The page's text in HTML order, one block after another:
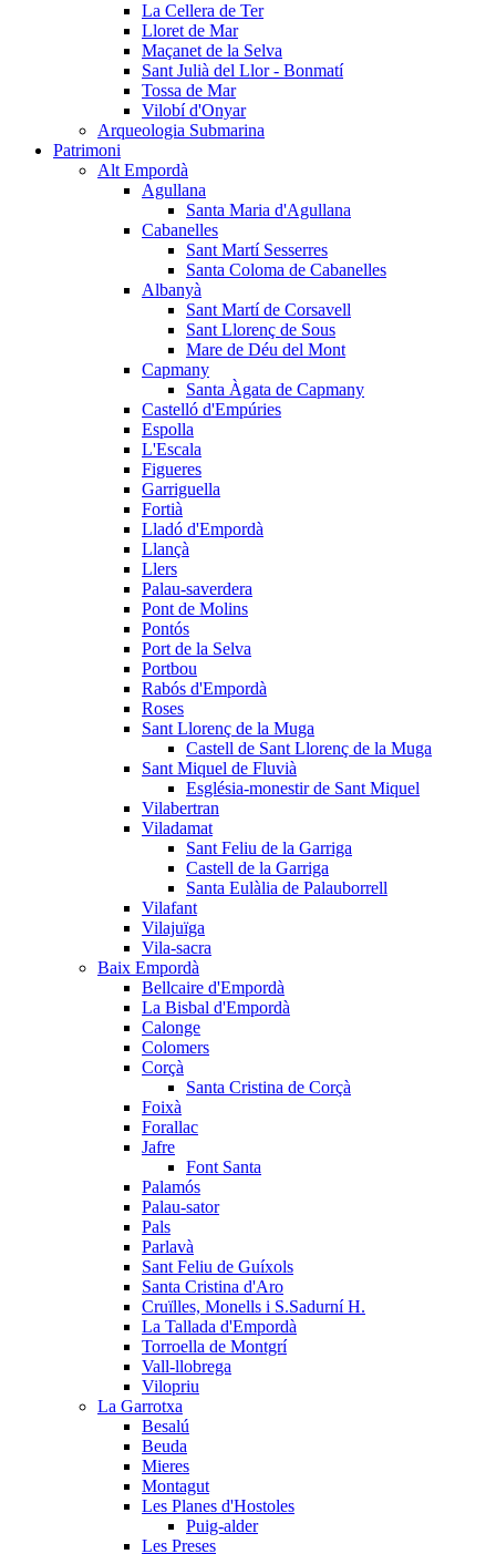
La Cellera de Ter
Lloret de Mar
Maçanet de la Selva
Sant Julià del Llor - Bonmatí
Tossa de Mar
Vilobí d'Onyar
Arqueologia Submarina
Patrimoni
Alt Empordà
Agullana
Santa Maria d'Agullana
Cabanelles
Sant Martí Sesserres
Santa Coloma de Cabanelles
Albanyà
Sant Martí de Corsavell
Sant Llorenç de Sous
Mare de Déu del Mont
Capmany
Santa Àgata de Capmany
Castelló d'Empúries
Espolla
L'Escala
Figueres
Garriguella
Fortià
Lladó d'Empordà
Llançà
Llers
Palau-saverdera
Pont de Molins
Pontós
Port de la Selva
Portbou
Rabós d'Empordà
Roses
Sant Llorenç de la Muga
Castell de Sant Llorenç de la Muga
Sant Miquel de Fluvià
Església-monestir de Sant Miquel
Vilabertran
Viladamat
Sant Feliu de la Garriga
Castell de la Garriga
Santa Eulàlia de Palauborrell
Vilafant
Vilajuïga
Vila-sacra
Baix Empordà
Bellcaire d'Empordà
La Bisbal d'Empordà
Calonge
Colomers
Corçà
Santa Cristina de Corçà
Foixà
Forallac
Jafre
Font Santa
Palamós
Palau-sator
Pals
Parlavà
Sant Feliu de Guíxols
Santa Cristina d'Aro
Cruïlles, Monells i S.Sadurní H.
La Tallada d'Empordà
Torroella de Montgrí
Vall-llobrega
Vilopriu
La Garrotxa
Besalú
Beuda
Mieres
Montagut
Les Planes d'Hostoles
Puig-alder
Les Preses